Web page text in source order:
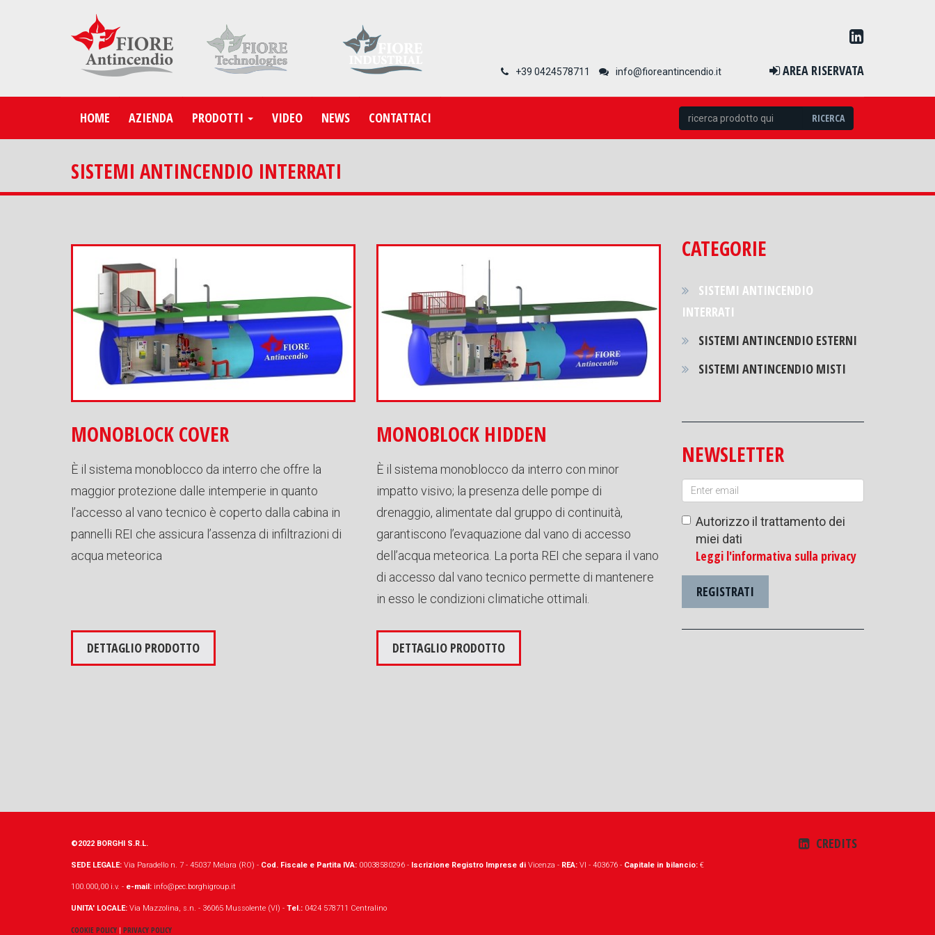
+39 0424578711 info@fioreantincendio.it AREA RISERVATA
HOME AZIENDA PRODOTTI VIDEO NEWS CONTATTACI RICERCA
SISTEMI ANTINCENDIO INTERRATI
MONOBLOCK COVER
È il sistema monoblocco da interro che offre la
maggior protezione dalle intemperie in quanto
l’accesso al vano tecnico è coperto dalla cabina in
pannelli REI che assicura l’assenza di infiltrazioni di
acqua meteorica
DETTAGLIO PRODOTTO
MONOBLOCK HIDDEN
È il sistema monoblocco da interro con minor
impatto visivo; la presenza delle pompe di
drenaggio, alimentate dal gruppo di continuità,
garantiscono l’evaquazione dal vano di accesso
dell’acqua meteorica. La porta REI che separa il vano
di accesso dal vano tecnico permette di mantenere
in esso le condizioni climatiche ottimali.
DETTAGLIO PRODOTTO
CATEGORIE
SISTEMI ANTINCENDIO
INTERRATI
SISTEMI ANTINCENDIO ESTERNI
SISTEMI ANTINCENDIO MISTI
NEWSLETTER
Autorizzo il trattamento dei
miei dati
Leggi l'informativa sulla privacy
REGISTRATI
©2022 BORGHI S.R.L.
SEDE LEGALE: Via Paradello n. 7 - 45037 Melara (RO) - Cod. Fiscale e Partita IVA: 00038580296 - Iscrizione Registro Imprese di Vicenza - REA: VI - 403676 - Capitale in bilancio: €
100.000,00 i.v. - e-mail: info@pec.borghigroup.it
UNITA' LOCALE: Via Mazzolina, s.n. - 36065 Mussolente (VI) - Tel.: 0424 578711 Centralino
COOKIE POLICY PRIVACY POLICY
CREDITS